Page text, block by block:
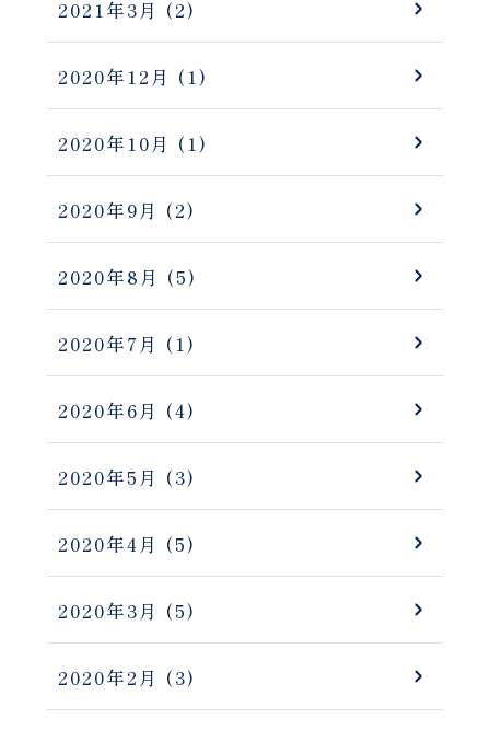
2021年3月 (2)
2020年12月 (1)
2020年10月 (1)
2020年9月 (2)
2020年8月 (5)
2020年7月 (1)
2020年6月 (4)
2020年5月 (3)
2020年4月 (5)
2020年3月 (5)
2020年2月 (3)